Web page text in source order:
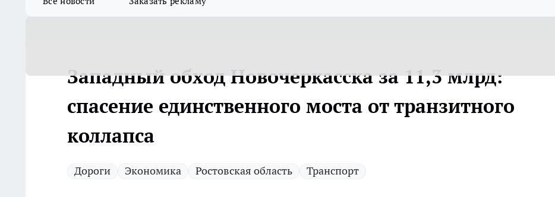
Западный обход Новочеркасска за 11,3 млрд:
спасение единственного моста от транзитного
коллапса
Дороги Экономика Ростовская область Транспорт